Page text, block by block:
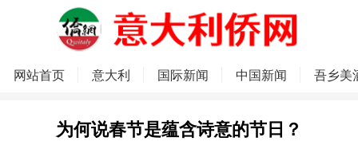
网站首页 意大利 国际新闻 中国新闻 吾乡美
为何说春节是蕴含诗意的节日？